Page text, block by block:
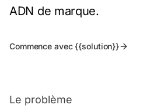
ADN de marque.
Commence avec {{solution}}
Le problème